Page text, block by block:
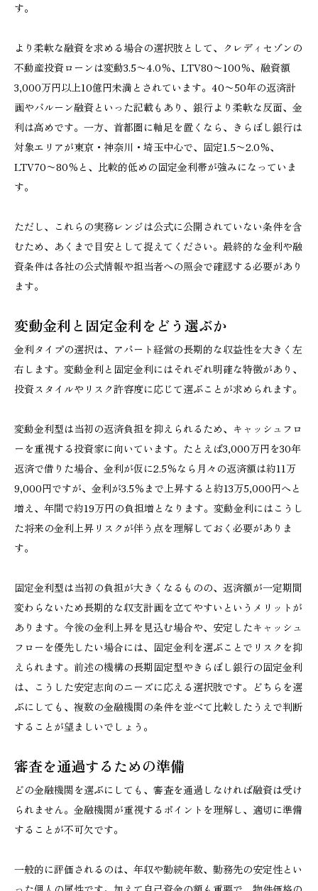
す。
より柔軟な融資を求める場合の選択肢として、クレディセゾンの
不動産投資ローンは変動3.5〜4.0％、LTV80〜100％、融資額
3,000万円以上10億円未満とされています。40〜50年の返済計
画やバルーン融資といった記載もあり、銀行より柔軟な反面、金
利は高めです。一方、首都圏に軸足を置くなら、きらぼし銀行は
対象エリアが東京・神奈川・埼玉中心で、固定1.5〜2.0％、
LTV70〜80％と、比較的低めの固定金利帯が強みになっていま
す。
ただし、これらの実務レンジは公式に公開されていない条件を含
むため、あくまで目安として捉えてください。最終的な金利や融
資条件は各社の公式情報や担当者への照会で確認する必要があり
ます。
変動金利と固定金利をどう選ぶか
金利タイプの選択は、アパート経営の長期的な収益性を大きく左
右します。変動金利と固定金利にはそれぞれ明確な特徴があり、
投資スタイルやリスク許容度に応じて選ぶことが求められます。
変動金利型は当初の返済負担を抑えられるため、キャッシュフロ
ーを重視する投資家に向いています。たとえば3,000万円を30年
返済で借りた場合、金利が仮に2.5％なら月々の返済額は約11万
9,000円ですが、金利が3.5％まで上昇すると約13万5,000円へと
増え、年間で約19万円の負担増となります。変動金利にはこうし
た将来の金利上昇リスクが伴う点を理解しておく必要がありま
す。
固定金利型は当初の負担が大きくなるものの、返済額が一定期間
変わらないため長期的な収支計画を立てやすいというメリットが
あります。今後の金利上昇を見込む場合や、安定したキャッシュ
フローを優先したい場合には、固定金利を選ぶことでリスクを抑
えられます。前述の機構の長期固定型やきらぼし銀行の固定金利
は、こうした安定志向のニーズに応える選択肢です。どちらを選
ぶにしても、複数の金融機関の条件を並べて比較したうえで判断
することが望ましいでしょう。
審査を通過するための準備
どの金融機関を選ぶにしても、審査を通過しなければ融資は受け
られません。金融機関が重視するポイントを理解し、適切に準備
することが不可欠です。
一般的に評価されるのは、年収や勤続年数、勤務先の安定性とい